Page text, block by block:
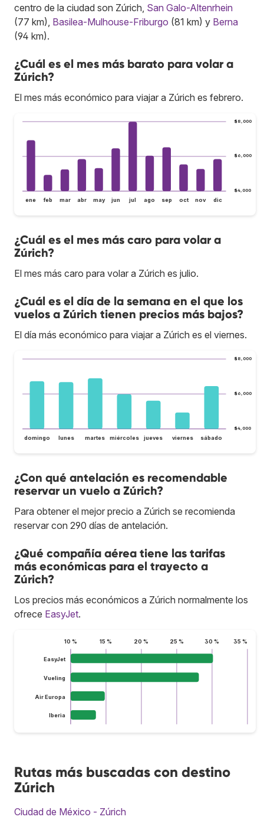
centro de la ciudad son Zúrich, San Galo-Altenrhein
(77 km), Basilea-Mulhouse-Friburgo (81 km) y Berna
(94 km).
¿Cuál es el mes más barato para volar a
Zúrich?
El mes más económico para viajar a Zúrich es febrero.
$4,000
$6,000
$8,000
ene feb mar abr may jun jul ago sep oct nov dic
¿Cuál es el mes más caro para volar a
Zúrich?
El mes más caro para volar a Zúrich es julio.
¿Cuál es el día de la semana en el que los
vuelos a Zúrich tienen precios más bajos?
El día más económico para viajar a Zúrich es el viernes.
$4,000
$6,000
$8,000
domingo lunes martes miércoles jueves viernes sábado
¿Con qué antelación es recomendable
reservar un vuelo a Zúrich?
Para obtener el mejor precio a Zúrich se recomienda
reservar con 290 días de antelación.
¿Qué compañía aérea tiene las tarifas
más económicas para el trayecto a
Zúrich?
Los precios más económicos a Zúrich normalmente los
ofrece EasyJet.
10 % 15 % 20 % 25 % 30 % 35 %
EasyJet
Vueling
Air Europa
Iberia
Rutas más buscadas con destino
Zúrich
Ciudad de México - Zúrich